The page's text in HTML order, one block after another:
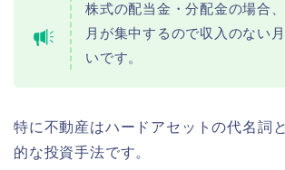
株式の配当金・分配金の場合
月が集中するので収入のない
いです。
特に不動産はハードアセットの代名詞
的な投資手法です。